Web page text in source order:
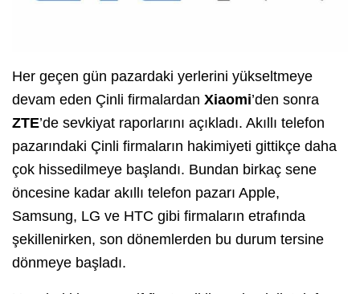
Her geçen gün pazardaki yerlerini yükseltmeye
devam eden Çinli firmalardan Xiaomi’den sonra
ZTE’de sevkiyat raporlarını açıkladı. Akıllı telefon
pazarındaki Çinli firmaların hakimiyeti gittikçe daha
çok hissedilmeye başlandı. Bundan birkaç sene
öncesine kadar akıllı telefon pazarı Apple,
Samsung, LG ve HTC gibi firmaların etrafında
şekillenirken, son dönemlerden bu durum tersine
dönmeye başladı.